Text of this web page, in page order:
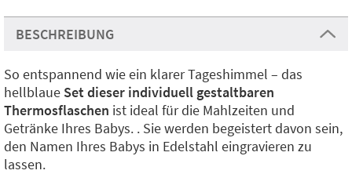
BESCHREIBUNG
So entspannend wie ein klarer Tageshimmel – das
hellblaue Set dieser individuell gestaltbaren
Thermosflaschen ist ideal für die Mahlzeiten und
Getränke Ihres Babys. . Sie werden begeistert davon sein,
den Namen Ihres Babys in Edelstahl eingravieren zu
lassen.